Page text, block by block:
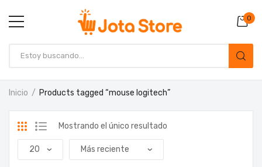
0
Inicio Products tagged “mouse logitech”
Mostrando el único resultado